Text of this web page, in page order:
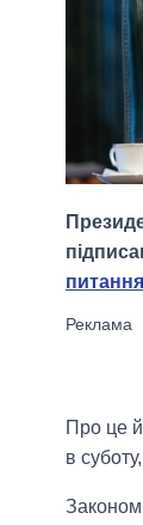
Про це
в
Законом